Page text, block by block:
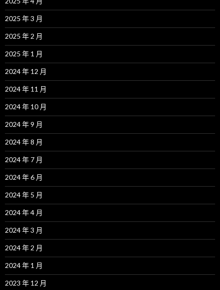
2025 年 3 月
2025 年 2 月
2025 年 1 月
2024 年 12 月
2024 年 11 月
2024 年 10 月
2024 年 9 月
2024 年 8 月
2024 年 7 月
2024 年 6 月
2024 年 5 月
2024 年 4 月
2024 年 3 月
2024 年 2 月
2024 年 1 月
2023 年 12 月